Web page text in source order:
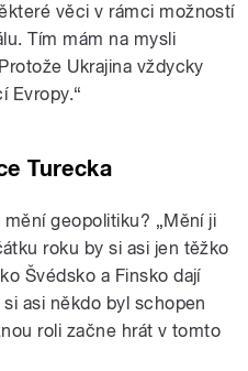
věci v rámci možností
Tím mám na mysli
Ukrajina vždycky
Evropy.“
Turecka
geopolitiku? „Mění ji
roku by si asi jen těžko
Švédsko a Finsko dají
asi někdo byl schopen
roli začne hrát v tomto